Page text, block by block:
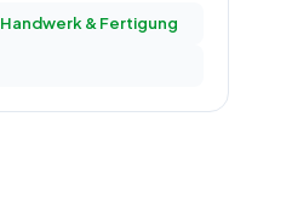
Handwerk & Fertigung